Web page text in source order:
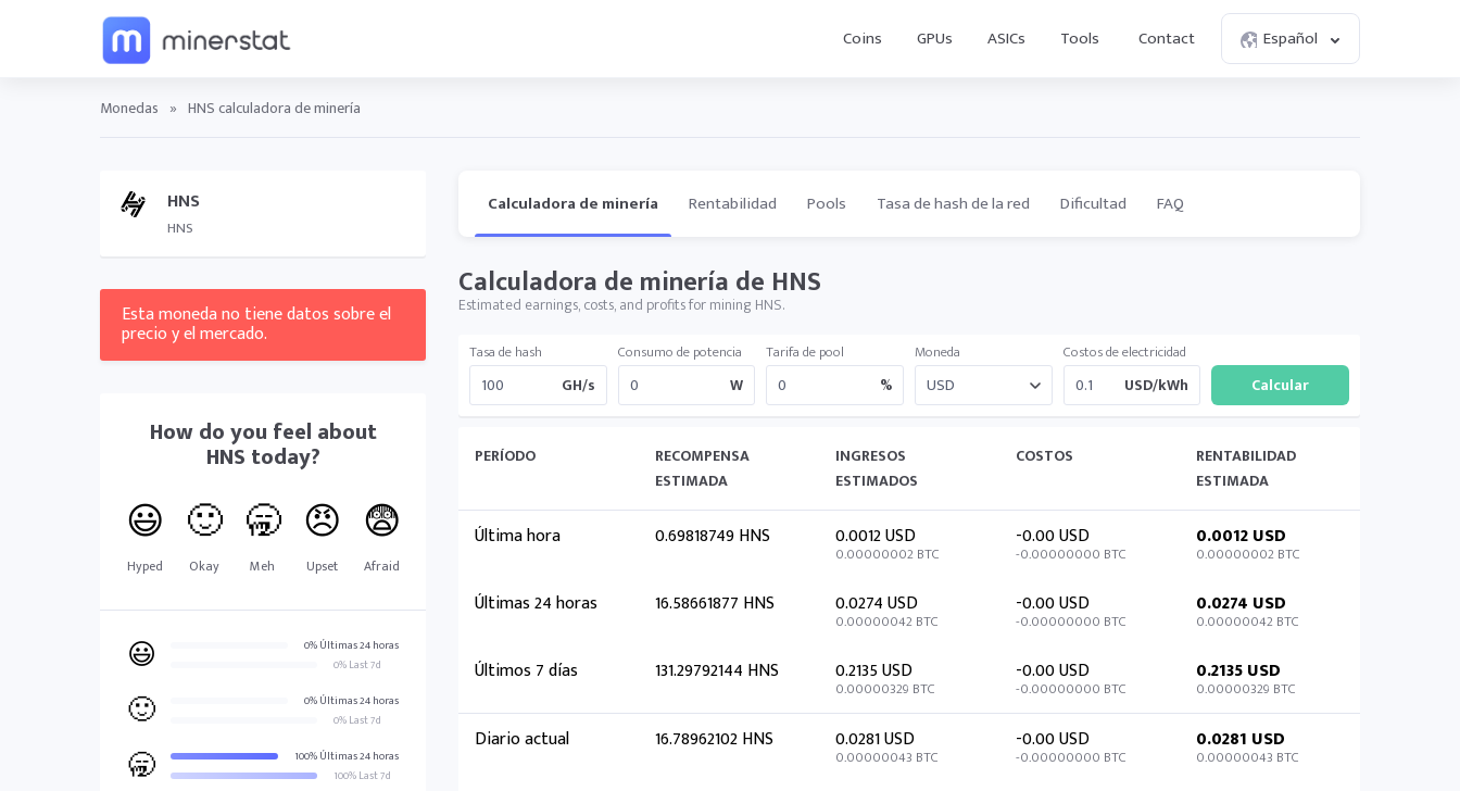
Coins GPUs ASICs Tools Contact Español
Monedas » HNS calculadora de minería
HNS
HNS
Esta moneda no tiene datos sobre el
precio y el mercado.
How do you feel about
HNS today?
😃
Hyped
🙂
Okay
🥱
Meh
😠
Upset
😨
Afraid
😃
0% Últimas 24 horas
0% Last 7d
🙂
0% Últimas 24 horas
0% Last 7d
🥱
100% Últimas 24 horas
100% Last 7d
Calculadora de minería Rentabilidad Pools Tasa de hash de la red Dificultad FAQ
Calculadora de minería de HNS
Estimated earnings, costs, and profits for mining HNS.
Tasa de hash
GH/s
Consumo de potencia
W
Tarifa de pool
%
Moneda Costos de electricidad
USD/kWh
PERÍODO
RECOMPENSA
ESTIMADA
INGRESOS
ESTIMADOS
COSTOS
RENTABILIDAD
ESTIMADA
Última hora 0.69818749 HNS 0.0012 USD
0.00000002 BTC
-0.00 USD
-0.00000000 BTC
0.0012 USD
0.00000002 BTC
Últimas 24 horas 16.58661877 HNS 0.0274 USD
0.00000042 BTC
-0.00 USD
-0.00000000 BTC
0.0274 USD
0.00000042 BTC
Últimos 7 días 131.29792144 HNS 0.2135 USD
0.00000329 BTC
-0.00 USD
-0.00000000 BTC
0.2135 USD
0.00000329 BTC
Diario actual 16.78962102 HNS 0.0281 USD
0.00000043 BTC
-0.00 USD
-0.00000000 BTC
0.0281 USD
0.00000043 BTC